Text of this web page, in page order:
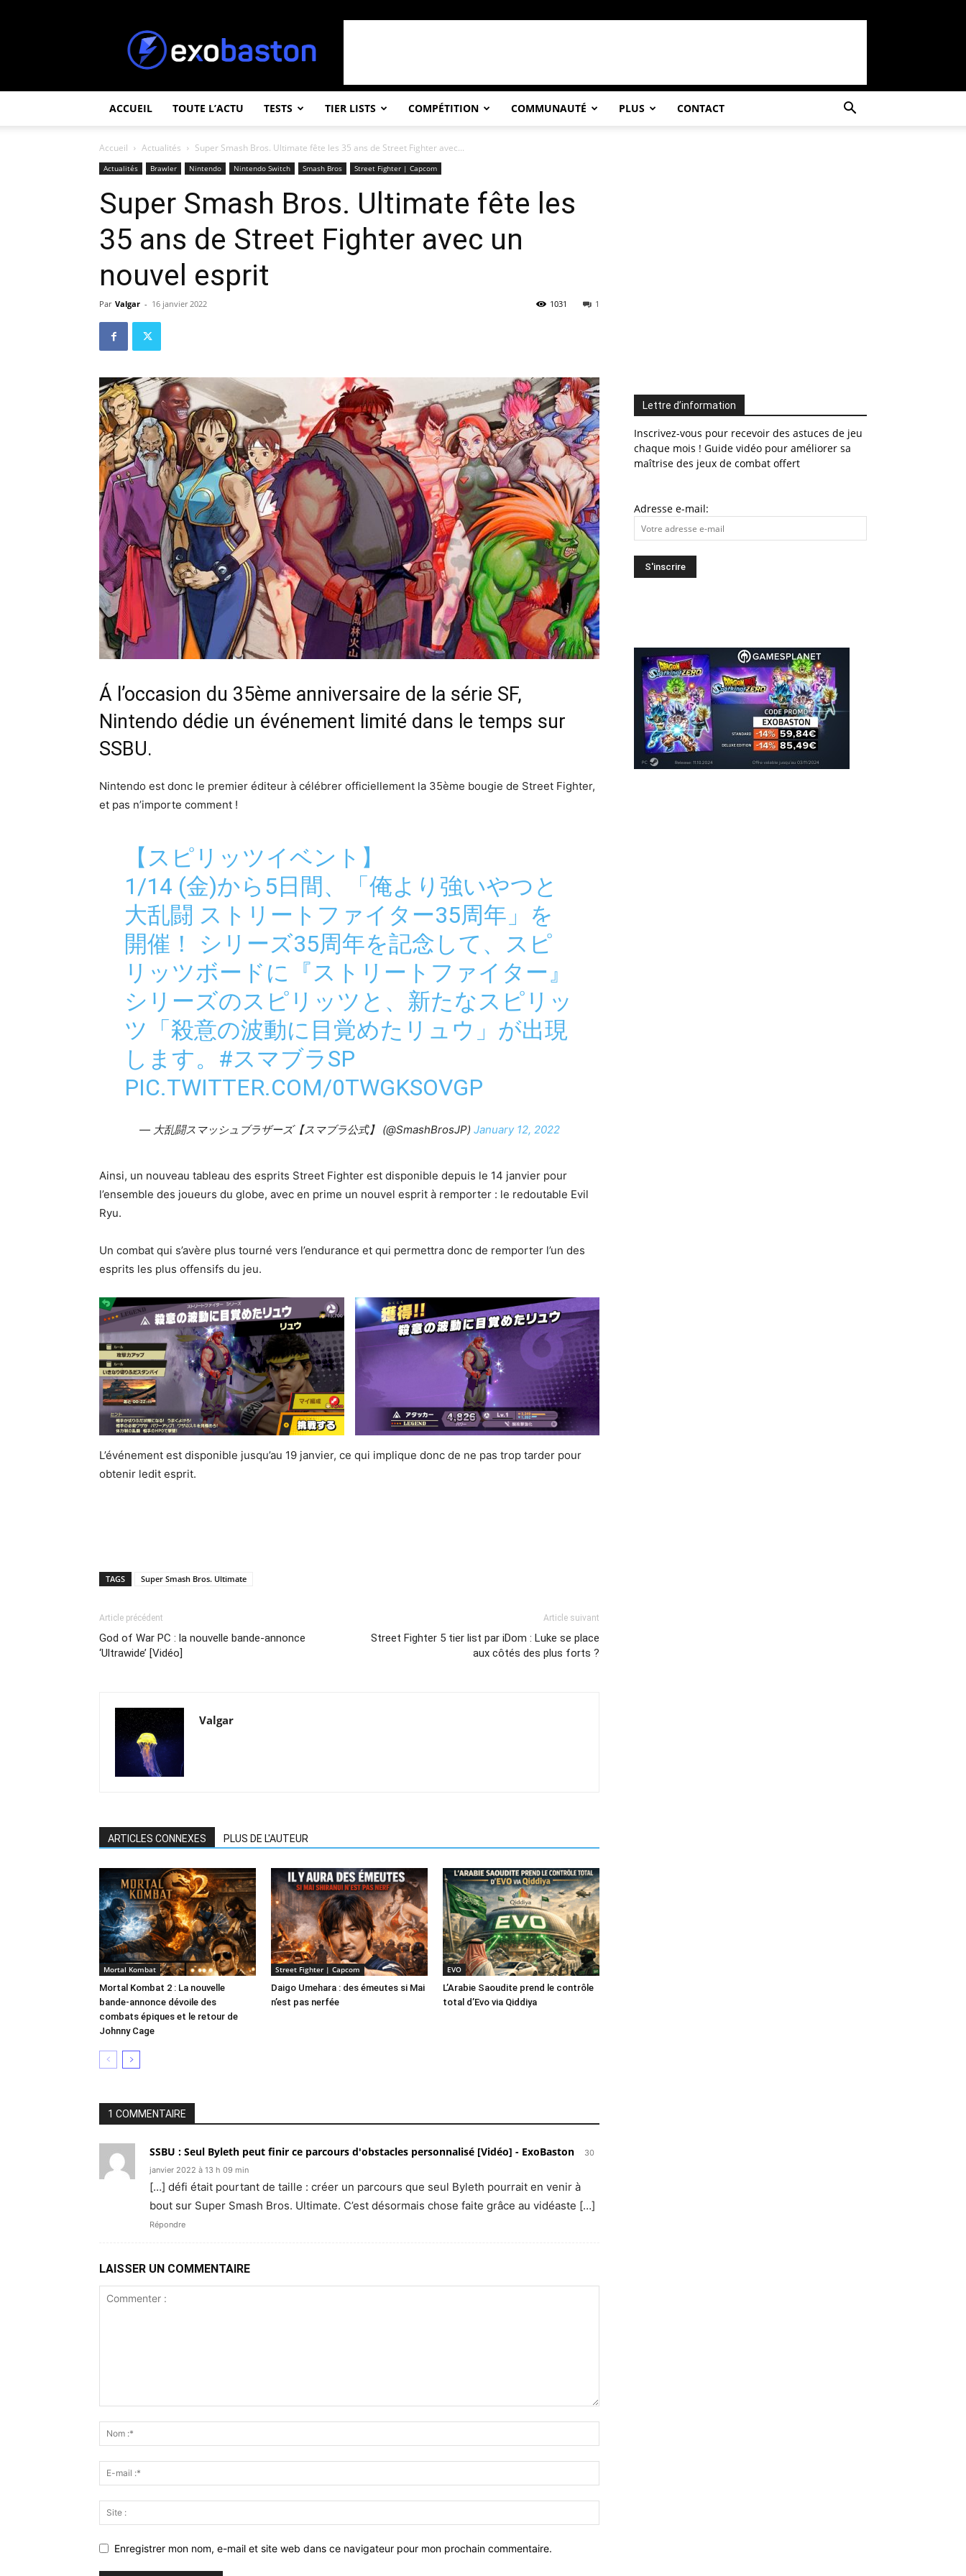
ACCUEIL TOUTE L’ACTU TESTS TIER LISTS COMPÉTITION COMMUNAUTÉ PLUS CONTACT
Accueil Actualités Super Smash Bros. Ultimate fête les 35 ans de Street Fighter avec...
Actualités Brawler Nintendo Nintendo Switch Smash Bros Street Fighter | Capcom
Super Smash Bros. Ultimate fête les
35 ans de Street Fighter avec un
nouvel esprit
Par Valgar - 16 janvier 2022 1
1031
Á l’occasion du 35ème anniversaire de la série SF,
Nintendo dédie un événement limité dans le temps sur
SSBU.
Nintendo est donc le premier éditeur à célébrer officiellement la 35ème bougie de Street Fighter,
et pas n’importe comment !
【スピリッツイベント】
1/14 (金)から5日間、「俺より強いやつと
大乱闘 ストリートファイター35周年」を
開催！ シリーズ35周年を記念して、スピ
リッツボードに『ストリートファイター』
シリーズのスピリッツと、新たなスピリッ
ツ「殺意の波動に目覚めたリュウ」が出現
します。 #スマブラSP
PIC.TWITTER.COM/0TWGKSOVGP
— 大乱闘スマッシュブラザーズ【スマブラ公式】 (@SmashBrosJP) January 12, 2022
Ainsi, un nouveau tableau des esprits Street Fighter est disponible depuis le 14 janvier pour
l’ensemble des joueurs du globe, avec en prime un nouvel esprit à remporter : le redoutable Evil
Ryu.
Un combat qui s’avère plus tourné vers l’endurance et qui permettra donc de remporter l’un des
esprits les plus offensifs du jeu.
L’événement est disponible jusqu’au 19 janvier, ce qui implique donc de ne pas trop tarder pour
obtenir ledit esprit.
TAGS Super Smash Bros. Ultimate
Article précédent
God of War PC : la nouvelle bande-annonce
‘Ultrawide’ [Vidéo]
Article suivant
Street Fighter 5 tier list par iDom : Luke se place
aux côtés des plus forts ?
Valgar
ARTICLES CONNEXES PLUS DE L'AUTEUR
Mortal Kombat
Mortal Kombat 2 : La nouvelle
bande-annonce dévoile des
combats épiques et le retour de
Johnny Cage
Street Fighter | Capcom
Daigo Umehara : des émeutes si Mai
n’est pas nerfée
EVO
L’Arabie Saoudite prend le contrôle
total d’Evo via Qiddiya
1 COMMENTAIRE
SSBU : Seul Byleth peut finir ce parcours d'obstacles personnalisé [Vidéo] - ExoBaston
30
janvier 2022 à 13 h 09 min
[…] défi était pourtant de taille : créer un parcours que seul Byleth pourrait en venir à
bout sur Super Smash Bros. Ultimate. C’est désormais chose faite grâce au vidéaste […]
Répondre
LAISSER UN COMMENTAIRE
Enregistrer mon nom, e-mail et site web dans ce navigateur pour mon prochain commentaire.
Lettre d’information
Inscrivez-vous pour recevoir des astuces de jeu
chaque mois ! Guide vidéo pour améliorer sa
maîtrise des jeux de combat offert
Adresse e-mail: